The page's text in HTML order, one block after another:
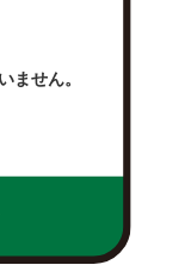
ません。